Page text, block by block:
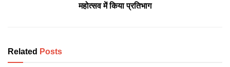
महोत्सव में किया प्रतिभाग
Related Posts